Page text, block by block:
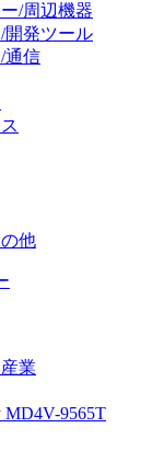
/周辺機器
開発ツール
通信
他
業
9565T